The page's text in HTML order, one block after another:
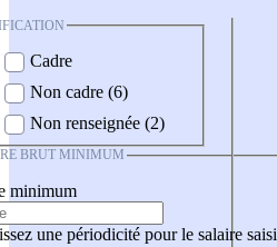
Cadre
Non cadre (6)
Non renseignée (2)
BRUT MINIMUM
minimum
une périodicité pour le salaire saisi